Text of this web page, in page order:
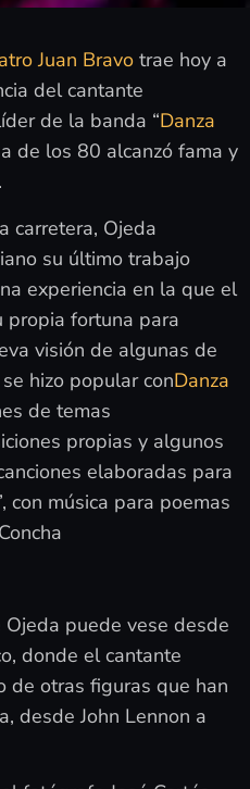
Juan Bravo trae hoy a
del cantante
de la banda “Danza
de los 80 alcanzó fama y
carretera, Ojeda
su último trabajo
experiencia en la que el
propia fortuna para
visión de algunas de
hizo popular conDanza
de temas
propias y algunos
elaboradas para
con música para poemas
puede vese desde
donde el cantante
de otras figuras que han
desde John Lennon a